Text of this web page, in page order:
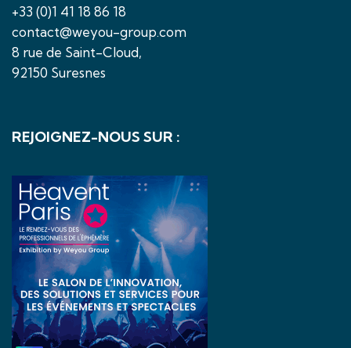
+33 (0)1 41 18 86 18
contact@weyou-group.com
8 rue de Saint-Cloud,
92150 Suresnes
REJOIGNEZ-NOUS SUR :